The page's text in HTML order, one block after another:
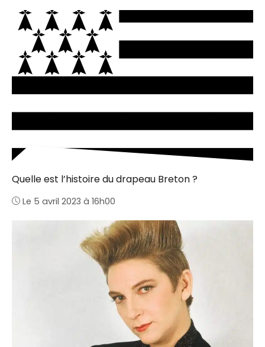
Quelle est l’histoire du drapeau Breton ?
Le 5 avril 2023 à 16h00